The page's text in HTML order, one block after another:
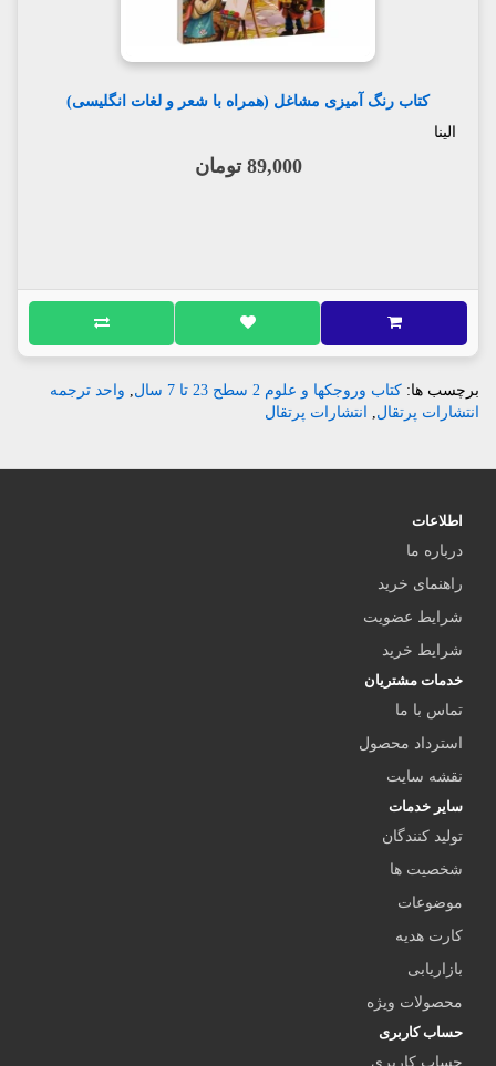
کتاب رنگ آمیزی مشاغل (همراه با شعر و لغات انگلیسی)
الینا
89,000 تومان
برچسب ها: کتاب وروجکها و علوم 2 سطح 23 تا 7 سال , واحد ترجمه
انتشارات پرتقال, انتشارات پرتقال
اطلاعات
درباره ما
راهنمای خرید
شرایط عضویت
شرایط خرید
خدمات مشتریان
تماس با ما
استرداد محصول
نقشه سایت
سایر خدمات
تولید کنندگان
شخصیت ها
موضوعات
کارت هدیه
بازاریابی
محصولات ویژه
حساب کاربری
حساب کاربری